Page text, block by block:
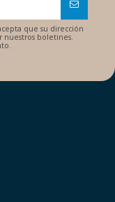
que su dirección
boletines.